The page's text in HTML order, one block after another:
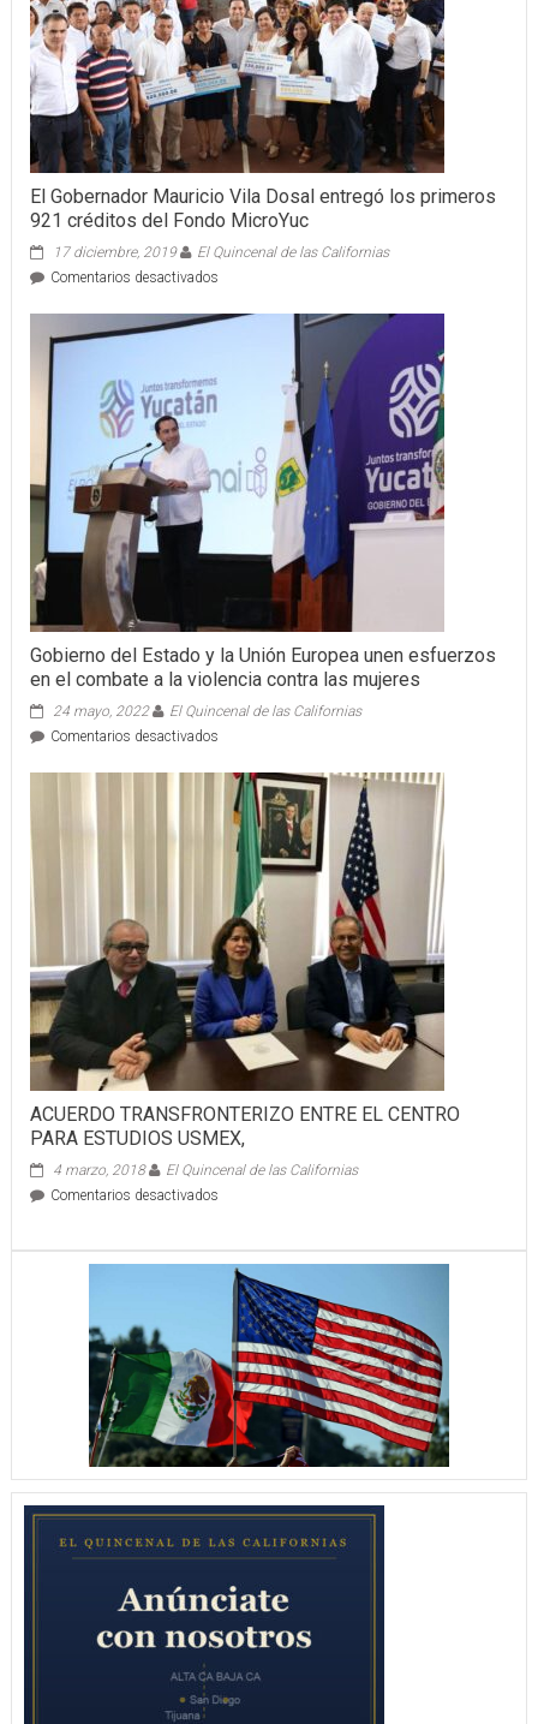
El Gobernador Mauricio Vila Dosal entregó los primeros
921 créditos del Fondo MicroYuc
17 diciembre, 2019
El Quincenal de las Californias
Comentarios desactivadosen
Gobernador
Dosal
primeros
921
créditos
MicroYuc
Gobierno del Estado y la Unión Europea unen esfuerzos
en el combate a la violencia contra las mujeres
24 mayo, 2022
El Quincenal de las Californias
Comentarios desactivadosen
del
Estado
Unión
Europea
unen
esfuerzos
en
el
combate
a
la
violencia
mujeres
ACUERDO TRANSFRONTERIZO ENTRE EL CENTRO
PARA ESTUDIOS USMEX,
4 marzo, 2018
El Quincenal de las Californias
Comentarios desactivadosen
CENTRO
PARA
ESTUDIOS
USMEX,